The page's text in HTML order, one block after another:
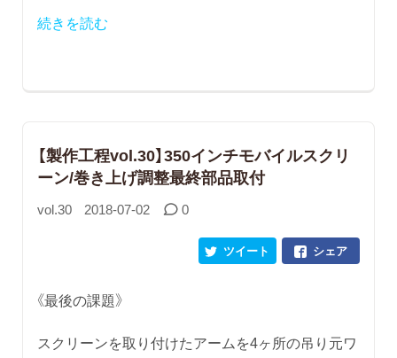
続きを読む
【製作工程vol.30】350インチモバイルスクリ
ーン/巻き上げ調整最終部品取付
vol.30 2018-07-02 0
シェア
ツイート
《最後の課題》
スクリーンを取り付けたアームを4ヶ所の吊り元ワ